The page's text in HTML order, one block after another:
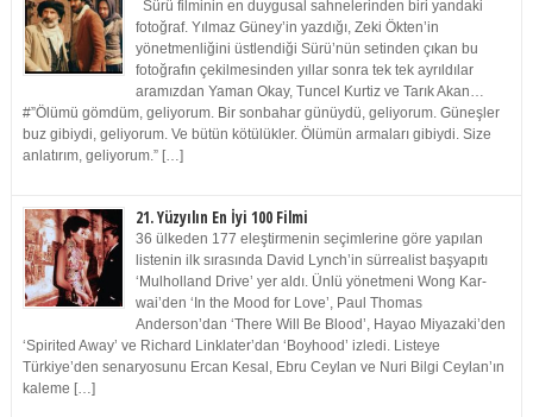
Sürü filminin en duygusal sahnelerinden biri yandaki
fotoğraf. Yılmaz Güney’in yazdığı, Zeki Ökten’in
yönetmenliğini üstlendiği Sürü’nün setinden çıkan bu
fotoğrafın çekilmesinden yıllar sonra tek tek ayrıldılar
aramızdan Yaman Okay, Tuncel Kurtiz ve Tarık Akan…
#”Ölümü gömdüm, geliyorum. Bir sonbahar günüydü, geliyorum. Güneşler
buz gibiydi, geliyorum. Ve bütün kötülükler. Ölümün armaları gibiydi. Size
anlatırım, geliyorum.” […]
21. Yüzyılın En İyi 100 Filmi
36 ülkeden 177 eleştirmenin seçimlerine göre yapılan
listenin ilk sırasında David Lynch’in sürrealist başyapıtı
‘Mulholland Drive’ yer aldı. Ünlü yönetmeni Wong Kar-
wai’den ‘In the Mood for Love’, Paul Thomas
Anderson’dan ‘There Will Be Blood’, Hayao Miyazaki’den
‘Spirited Away’ ve Richard Linklater’dan ‘Boyhood’ izledi. Listeye
Türkiye’den senaryosunu Ercan Kesal, Ebru Ceylan ve Nuri Bilgi Ceylan’ın
kaleme […]